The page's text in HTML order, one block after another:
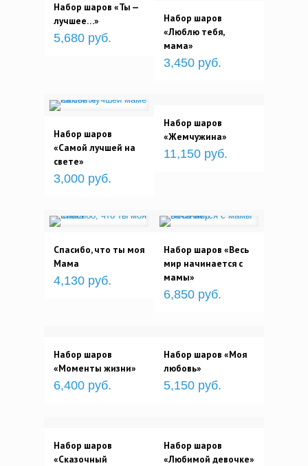
Набор шаров «Ты —
лучшее…»
5,680 руб.
Набор шаров
«Люблю тебя,
мама»
3,450 руб.
Набор шаров
«Самой лучшей на
свете»
3,000 руб.
Набор шаров
«Жемчужина»
11,150 руб.
Спасибо, что ты моя
Мама
4,130 руб.
Набор шаров «Весь
мир начинается с
мамы»
6,850 руб.
Набор шаров
«Моменты жизни»
6,400 руб.
Набор шаров «Моя
любовь»
5,150 руб.
Набор шаров
«Сказочный
Набор шаров
«Любимой девочке»